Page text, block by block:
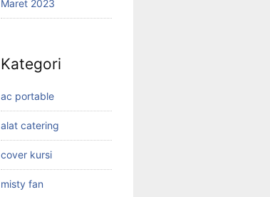
Maret 2023
Kategori
ac portable
alat catering
cover kursi
misty fan